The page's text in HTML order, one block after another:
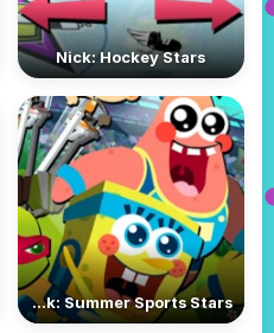
Nick: Hockey Stars
Nick: Summer Sports Stars